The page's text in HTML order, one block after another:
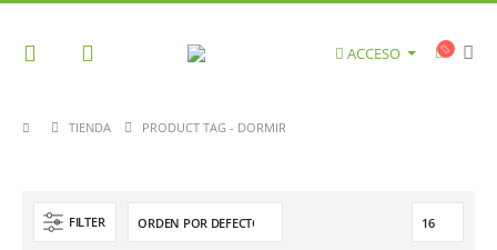
ACCESO
TIENDA PRODUCT TAG - DORMIR
FILTER